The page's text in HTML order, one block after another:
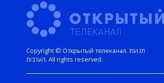
Copyright © Открытый телеканал. תנועת
הערבות. All rights reserved.